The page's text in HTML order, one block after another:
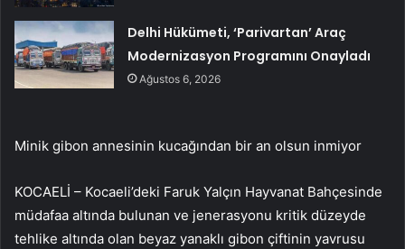
Delhi Hükümeti, ‘Parivartan’ Araç
Modernizasyon Programını Onayladı
Ağustos 6, 2026
Minik gibon annesinin kucağından bir an olsun inmiyor
KOCAELİ – Kocaeli’deki Faruk Yalçın Hayvanat Bahçesinde
müdafaa altında bulunan ve jenerasyonu kritik düzeyde
tehlike altında olan beyaz yanaklı gibon çiftinin yavrusu